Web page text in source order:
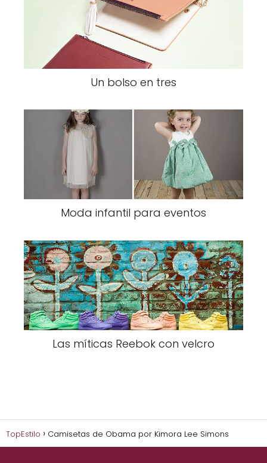
Un bolso en tres
Moda infantil para eventos
Las míticas Reebok con velcro
TopEstilo Camisetas de Obama por Kimora Lee Simons